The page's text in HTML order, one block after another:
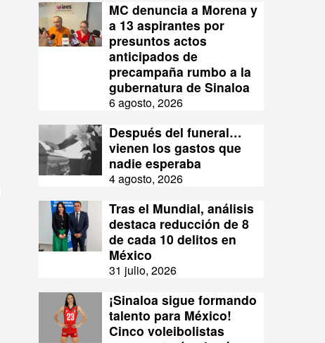
MC denuncia a Morena y
a 13 aspirantes por
presuntos actos
anticipados de
precampaña rumbo a la
gubernatura de Sinaloa
6 agosto, 2026
Después del funeral…
vienen los gastos que
nadie esperaba
4 agosto, 2026
Tras el Mundial, análisis
destaca reducción de 8
de cada 10 delitos en
México
31 julio, 2026
¡Sinaloa sigue formando
talento para México!
Cinco voleibolistas